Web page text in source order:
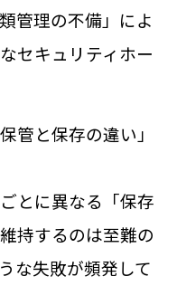
管理の不備」によ
セキュリティホー
管と保存の違い」
とに異なる「保存
持するのは至難の
な失敗が頻発して